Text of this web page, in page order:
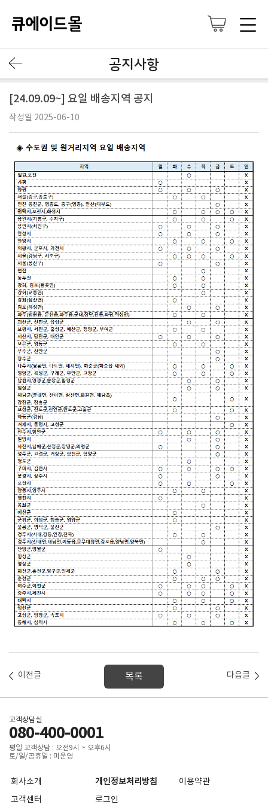
공지사항
[24.09.09~] 요일 배송지역 공지
작성일 2025-06-10
이전글 목록 다음글
고객상담실
080-400-0001
평일 고객상담 : 오전9시 ~ 오후6시
토/일/공휴일 : 미운영
회사소개 개인정보처리방침
이용약관
고객센터
로그인